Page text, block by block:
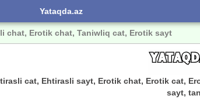
Yataqda.az
chat, Erotik chat, Taniwliq cat, Erotik sayt
cat, Ehtirasli sayt, Erotik chat, Erotik cat,
sayt,